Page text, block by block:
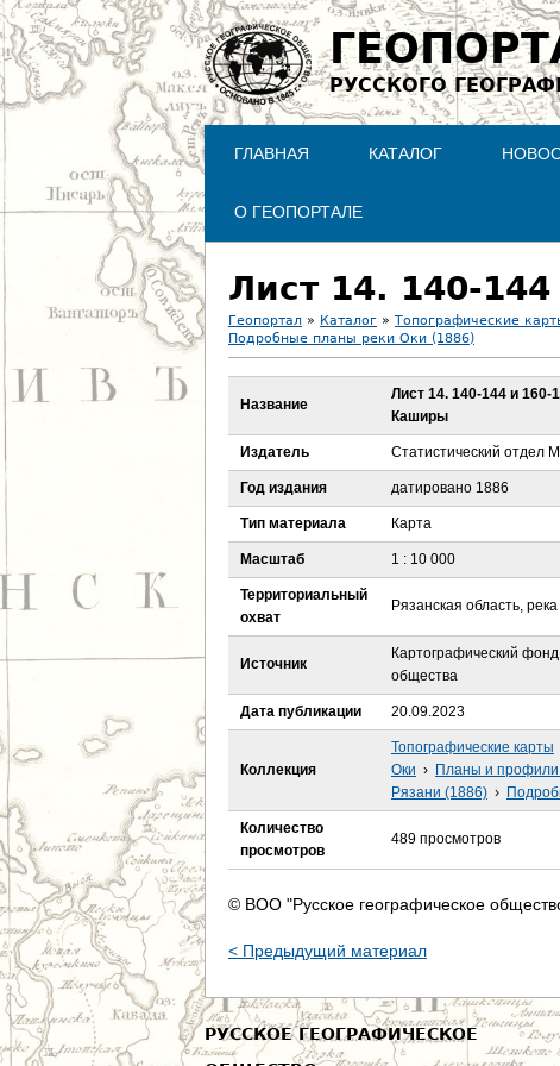
РУССКОГО
ГЛАВНАЯ КАТАЛОГ
О ГЕОПОРТАЛЕ
В
ы
д
е
с
ь
Геопортал » Каталог » Топографические
Подробные планы реки Оки (1886)
Название
Лист 14. 140-144 и 160-
Каширы
Издатель Статистический отдел
Год издания датировано 1886
Тип материала Карта
Масштаб 1 : 10 000
Территориальный
охват
Рязанская область,
Источник
Картографический фонд
общества
Дата публикации 20.09.2023
Коллекция
Топографические карты
Оки › Планы и профили
Рязани (1886) ›
Количество
просмотров
489 просмотров
© ВОО "Русское географическое
< Предыдущий материал
РУССКОЕ ГЕОГРАФИЧЕСКОЕ